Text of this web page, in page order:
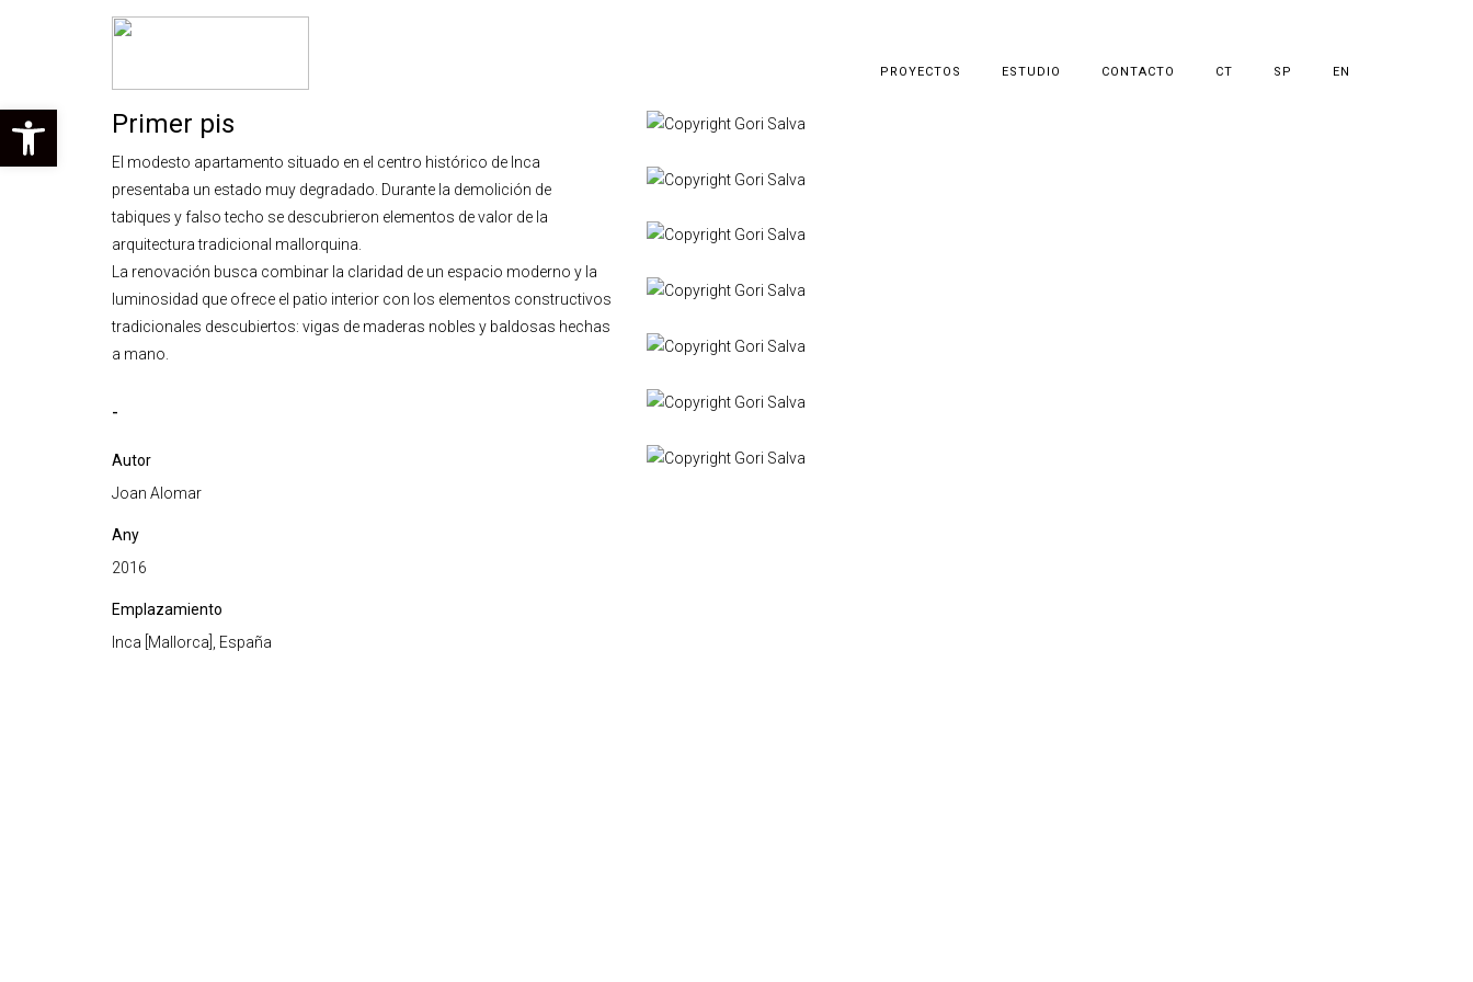
Abrir barra de herramientas
PROYECTOS ESTUDIO CONTACTO CT SP EN
Primer pis
El modesto apartamento situado en el centro histórico de Inca
presentaba un estado muy degradado. Durante la demolición de
tabiques y falso techo se descubrieron elementos de valor de la
arquitectura tradicional mallorquina.
La renovación busca combinar la claridad de un espacio moderno y la
luminosidad que ofrece el patio interior con los elementos constructivos
tradicionales descubiertos: vigas de maderas nobles y baldosas hechas
a mano.
-
Autor
Joan Alomar
Any
2016
Emplazamiento
Inca [Mallorca], España